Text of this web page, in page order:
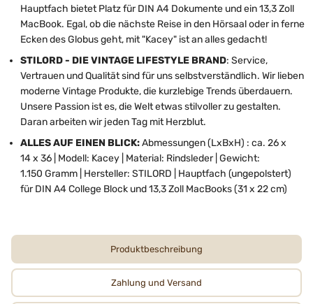
Hauptfach bietet Platz für DIN A4 Dokumente und ein 13,3 Zoll
MacBook. Egal, ob die nächste Reise in den Hörsaal oder in ferne
Ecken des Globus geht, mit "Kacey" ist an alles gedacht!
STILORD - DIE VINTAGE LIFESTYLE BRAND: Service,
Vertrauen und Qualität sind für uns selbstverständlich. Wir lieben
moderne Vintage Produkte, die kurzlebige Trends überdauern.
Unsere Passion ist es, die Welt etwas stilvoller zu gestalten.
Daran arbeiten wir jeden Tag mit Herzblut.
ALLES AUF EINEN BLICK:Abmessungen (LxBxH) : ca. 26 x
14 x 36 | Modell: Kacey | Material: Rindsleder | Gewicht:
1.150 Gramm | Hersteller: STILORD | Hauptfach (ungepolstert)
für DIN A4 College Block und 13,3 Zoll MacBooks (31 x 22 cm)
Produktbeschreibung
Zahlung und Versand